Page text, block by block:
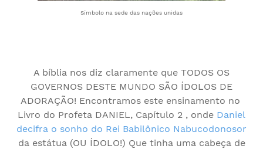
Símbolo na sede das nações unidas
A bíblia nos diz claramente que TODOS OS
GOVERNOS DESTE MUNDO SÃO ÍDOLOS DE
ADORAÇÃO! Encontramos este ensinamento no
Livro do Profeta DANIEL, Capítulo 2 , onde Daniel
decifra o sonho do Rei Babilônico Nabucodonosor
da estátua (OU ÍDOLO!) Que tinha uma cabeça de